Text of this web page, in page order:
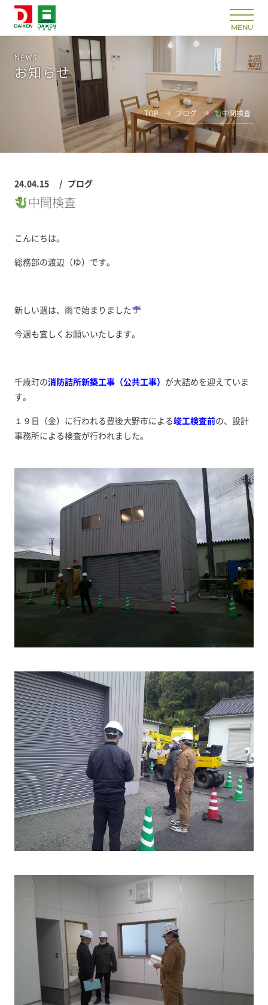
NEWS
お知らせ
TOP ブログ 中間検査
24.04.15 ブログ
中間検査
こんにちは。
総務部の渡辺（ゆ）です。
新しい週は、雨で始まりました
今週も宜しくお願いいたします。
千歳町の消防詰所新築工事（公共工事） が大詰めを迎えていま
す。
１９日（金）に行われる豊後大野市による竣工検査前の、設計
事務所による検査が行われました。